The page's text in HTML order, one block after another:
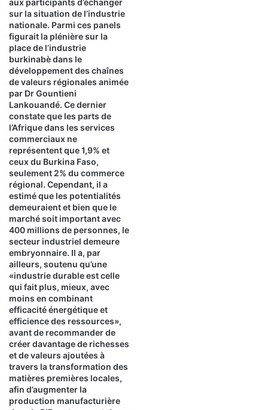
aux participants d’échanger
sur la situation de l’industrie
nationale. Parmi ces panels
figurait la plénière sur la
place de l’industrie
burkinabè dans le
développement des chaînes
de valeurs régionales animée
par Dr Gountieni
Lankouandé. Ce dernier
constate que les parts de
l’Afrique dans les services
commerciaux ne
représentent que 1,9% et
ceux du Burkina Faso,
seulement 2% du commerce
régional. Cependant, il a
estimé que les potentialités
demeuraient et bien que le
marché soit important avec
400 millions de personnes, le
secteur industriel demeure
embryonnaire. Il a, par
ailleurs, soutenu qu’une
«industrie durable est celle
qui fait plus, mieux, avec
moins en combinant
efficacité énergétique et
efficience des ressources»,
avant de recommander de
créer davantage de richesses
et de valeurs ajoutées à
travers la transformation des
matières premières locales,
afin d’augmenter la
production manufacturière